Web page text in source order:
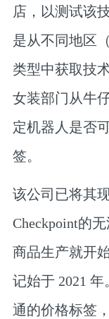
店，以测试该
是从不同地区
类型中获取技
女装部门从牛
定机器人是否
签。
该公司已将其
Checkpoint的
商品生产就开
记始于 2021
通的价格标签